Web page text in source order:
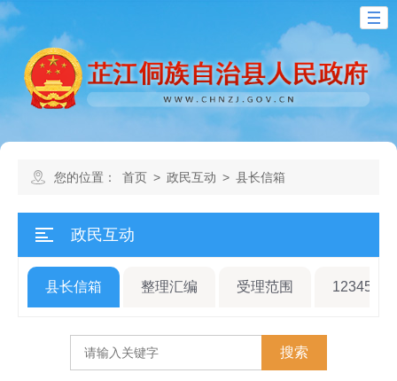
您的位置： 首页 > 政民互动 > 县长信箱
政民互动
县长信箱 整理汇编 受理范围 12345县